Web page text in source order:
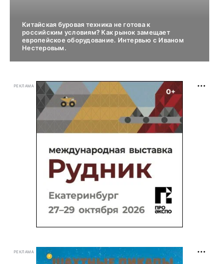
Китайская буровая техника не готова к
российским условиям? Как рынок замещает
европейское оборудование. Интервью с Иваном
Нестеровым.
РЕКЛАМА
РЕКЛАМА